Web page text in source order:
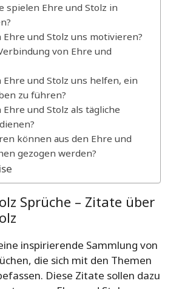
spielen Ehre und Stolz in
Ehre und Stolz uns motivieren?
von Ehre und
Ehre und Stolz uns helfen, ein
zu führen?
und Stolz als tägliche
können aus den Ehre und
gezogen werden?
Sprüche – Zitate über
inspirierende Sammlung von
die sich mit den Themen
Diese Zitate sollen dazu